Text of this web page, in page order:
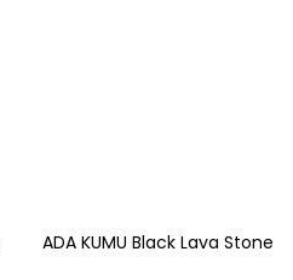
ADA KUMU Black Lava Stone